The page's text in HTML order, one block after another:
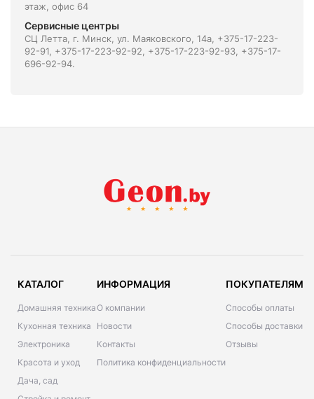
этаж, офис 64
Сервисные центры
СЦ Летта, г. Минск, ул. Маяковского, 14а, +375-17-223-
92-91, +375-17-223-92-92, +375-17-223-92-93, +375-17-
696-92-94.
КАТАЛОГ
Домашняя техника
Кухонная техника
Электроника
Красота и уход
Дача, сад
ИНФОРМАЦИЯ
О компании
Новости
Контакты
Политика конфиденциальности
ПОКУПАТЕЛЯМ
Способы оплаты
Способы доставки
Отзывы